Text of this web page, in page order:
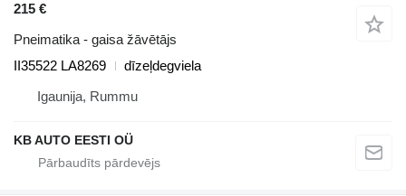
215 €
Pneimatika - gaisa žāvētājs
II35522 LA8269
dīzeļdegviela
Igaunija, Rummu
KB AUTO EESTI OÜ